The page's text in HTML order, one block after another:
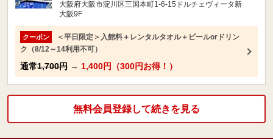
大阪府大阪市淀川区三国本町1-6-15ドルチェヴィータ新
大阪9F
クーポン
＜平日限定＞入館料＋レンタルタオル＋ビールorドリン
ク（8/12～14利用不可）
通常1,700円 → 1,400円（300円お得！）
無料会員登録して続きを見る